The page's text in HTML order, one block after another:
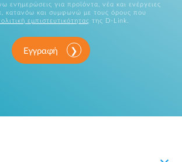
ενημερώσεις για προϊόντα, νέα και ενέργειες
κατανόω και συμφωνώ με τους όρους που
εμπιστευτικότητας της D-Link.
Εγγραφή